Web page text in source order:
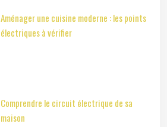
Aménager une cuisine moderne : les points
électriques à vérifier
Comprendre le circuit électrique de sa
maison